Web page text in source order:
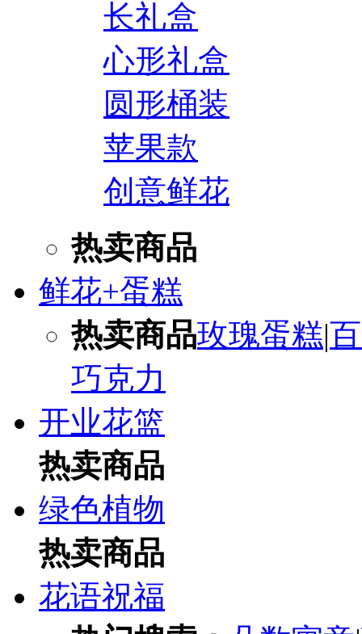
长礼盒
心形礼盒
圆形桶装
苹果款
创意鲜花
热卖商品
鲜花+蛋糕
热卖商品玫瑰蛋糕|
巧克力
开业花篮
热卖商品
绿色植物
热卖商品
花语祝福